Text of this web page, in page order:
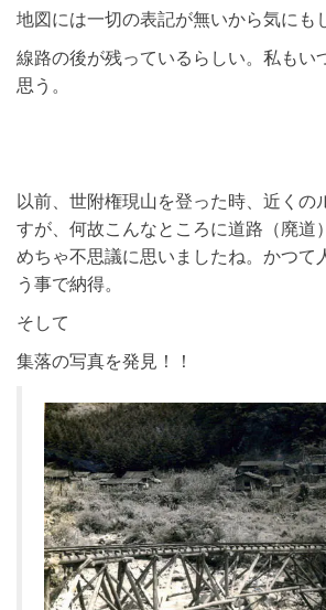
地図には一切の表記が無いから気にも
線路の後が残っているらしい。私もい
思う。
以前、世附権現山を登った時、近くの
すが、何故こんなところに道路（廃道
めちゃ不思議に思いましたね。かつて
う事で納得。
そして
集落の写真を発見！！